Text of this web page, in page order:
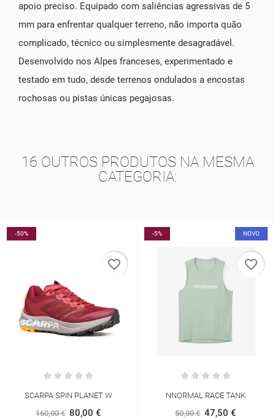
apoio preciso. Equipado com saliências agressivas de 5
mm para enfrentar qualquer terreno, não importa quão
complicado, técnico ou simplesmente desagradável.
Desenvolvido nos Alpes franceses, experimentado e
testado em tudo, desde terrenos ondulados a encostas
rochosas ou pistas únicas pegajosas.
16 OUTROS PRODUTOS NA MESMA
CATEGORIA:
NOVO
NNORMAL RACE TANK
50,00 €
BROOKS
250,00 €